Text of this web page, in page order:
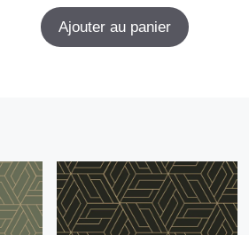
Ajouter au panier